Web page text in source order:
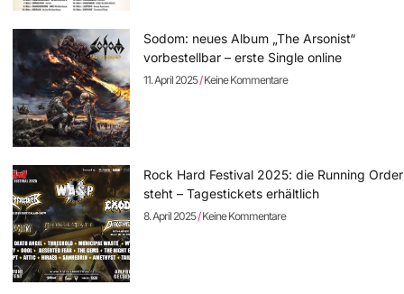
Sodom: neues Album „The Arsonist“
vorbestellbar – erste Single online
11. April 2025 Keine Kommentare
Rock Hard Festival 2025: die Running Order
steht – Tagestickets erhältlich
8. April 2025 Keine Kommentare